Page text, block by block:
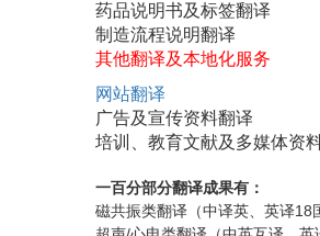
药品说明书及标签翻译
制造流程说明翻译
其他翻译及本地化服务
网站翻译
广告及宣传资料翻译
培训、教育文献及多媒体资
一百分部分翻译成果有：
磁共振类翻译（中译英、英译18